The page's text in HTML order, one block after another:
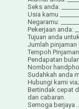
Seks anda:
Usia kamu
Negaramu:
Pekerjaan anda:
Tujuan anda untuk
Jumlah pinjaman
Tempoh Pinjaman:
Pendapatan
Nombor
Sudahkah anda
Hubungi kami
Bertindak cepat
dan cabaran.
Semoga berjaya